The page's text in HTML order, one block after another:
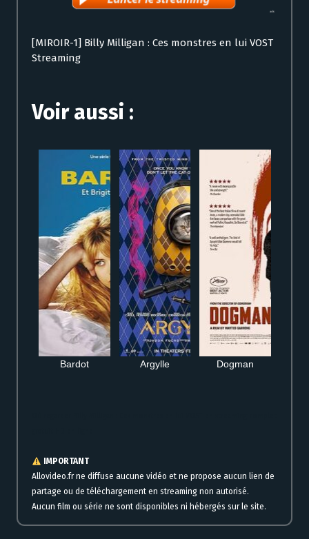
[MIROIR-1] Billy Milligan : Ces monstres en lui VOST
Streaming
Voir aussi :
Bardot Argylle Dogman
IMPORTANT
Allovideo.fr ne diffuse aucune vidéo et ne propose aucun lien de
partage ou de téléchargement en streaming non autorisé.
Aucun film ou série ne sont disponibles ni hébergés sur le site.